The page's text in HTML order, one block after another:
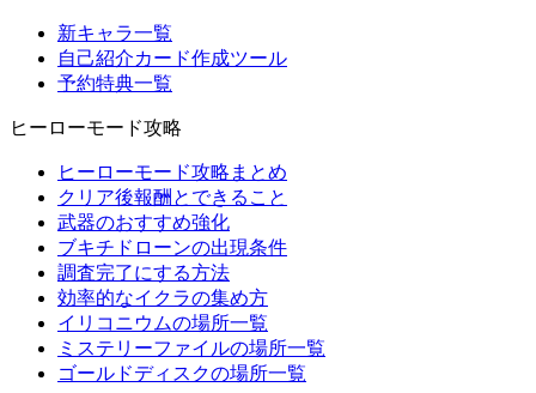
新キャラ一覧
自己紹介カード作成ツール
予約特典一覧
ヒーローモード攻略
ヒーローモード攻略まとめ
クリア後報酬とできること
武器のおすすめ強化
ブキチドローンの出現条件
調査完了にする方法
効率的なイクラの集め方
イリコニウムの場所一覧
ミステリーファイルの場所一覧
ゴールドディスクの場所一覧